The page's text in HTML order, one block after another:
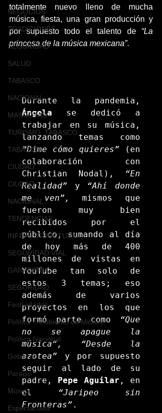
NEGOCIOS
TRADICIONES
SEGURIDAD
SALUD
TABASCO
NACIONAL
MASCOTAS
TURISMO, TABASCO
TABASCO
CIUDAD
CIUDAD
NACIONAL
TENDENCIAS
INFRAESTRUCTURA
SEGURIDAD VIAL
GANADERIA
SEGURIDAD
Festividades
Política < Gobierno de México
Política Nacional
Gobierno
Paraiso
Música
Espéctaculos
totalmente nuevo lleno de mucha
música, fiesta, una gran producción y
por supuesto todo el talento de “La
princesa de la música mexicana”.
Ángela se dedicó a
trabajar en su música,
“Dime cómo quieres” (en
colaboración con
Christian Nodal),
“En
Realidad” y “Ahí donde
me ven”,
mismos que
fueron muy bien
recibidos por el
público, sumando al día
de hoy más de 400
millones de vistas en
YouTube tan solo de
estos 3 temas; eso
además de varios
proyectos en los que
formó parte como “Que
no se apague la
música”, “Desde la
azotea” y por supuesto
seguir al lado de su
padre, Pepe Aguilar , en
el
“Jaripeo sin
Fronteras”